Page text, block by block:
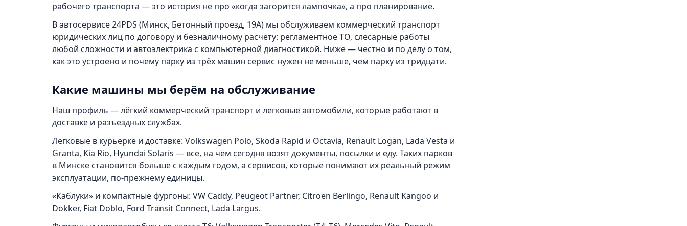
рабочего транспорта — это история не про «когда загорится лампочка», а про планирование.
В автосервисе 24PDS (Минск, Бетонный проезд, 19А) мы обслуживаем коммерческий транспорт
юридических лиц по договору и безналичному расчёту: регламентное ТО, слесарные работы
любой сложности и автоэлектрика с компьютерной диагностикой. Ниже — честно и по делу о том,
как это устроено и почему парку из трёх машин сервис нужен не меньше, чем парку из тридцати.
Какие машины мы берём на обслуживание
Наш профиль — лёгкий коммерческий транспорт и легковые автомобили, которые работают в
доставке и разъездных службах.
Легковые в курьерке и доставке: Volkswagen Polo, Skoda Rapid и Octavia, Renault Logan, Lada Vesta и
Granta, Kia Rio, Hyundai Solaris — всё, на чём сегодня возят документы, посылки и еду. Таких парков
в Минске становится больше с каждым годом, а сервисов, которые понимают их реальный режим
эксплуатации, по-прежнему единицы.
«Каблуки» и компактные фургоны: VW Caddy, Peugeot Partner, Citroën Berlingo, Renault Kangoo и
Dokker, Fiat Doblo, Ford Transit Connect, Lada Largus.